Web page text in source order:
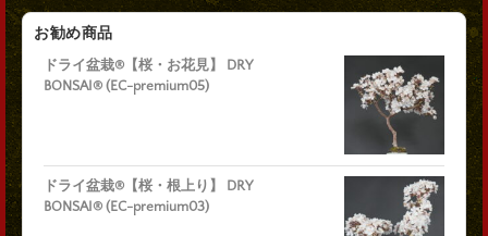
お勧め商品
ドライ盆栽®【桜・お花見】 DRY
BONSAI® (EC-premium05)
ドライ盆栽®【桜・根上り】 DRY
BONSAI® (EC-premium03)